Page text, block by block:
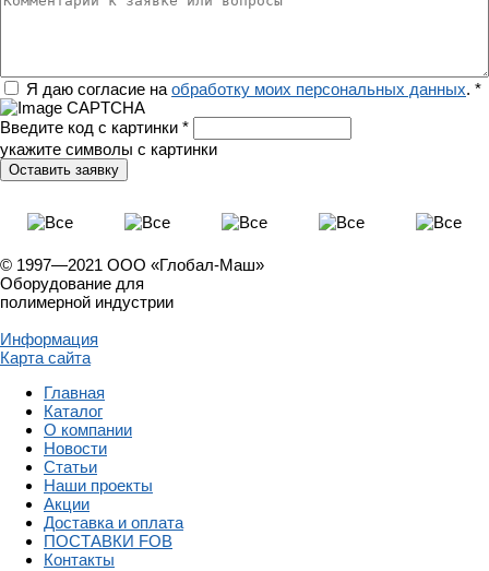
РегионЯ даю согласие на обработку моих персональных данных. *
Введите код с картинки *
укажите символы с картинки
© 1997—2021 ООО «Глобал-Маш»
Оборудование для
полимерной индустрии
Информация
Карта сайта
Главная
Каталог
О компании
Новости
Статьи
Наши проекты
Акции
Доставка и оплата
ПОСТАВКИ FOB
Контакты